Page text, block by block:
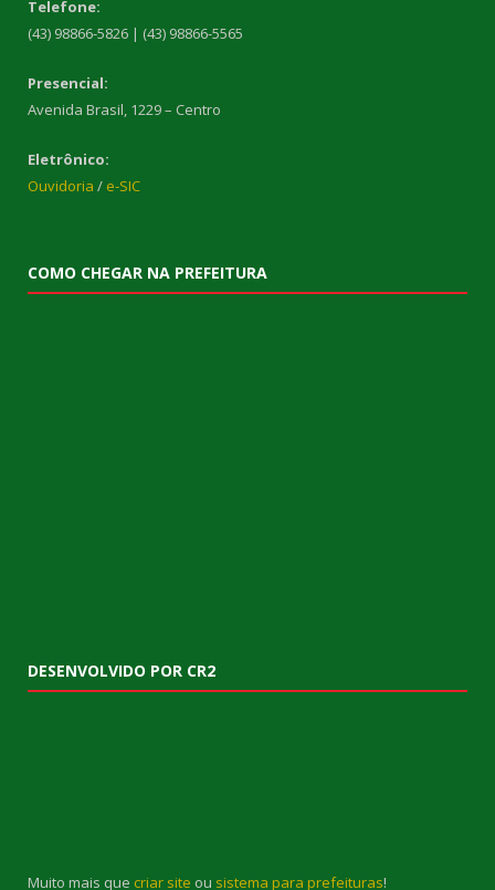
Telefone:
(43) 98866-5826 | (43) 98866-5565
Presencial:
Avenida Brasil, 1229 – Centro
Eletrônico:
Ouvidoria / e-SIC
COMO CHEGAR NA PREFEITURA
DESENVOLVIDO POR CR2
Muito mais que criar site ou sistema para prefeituras!